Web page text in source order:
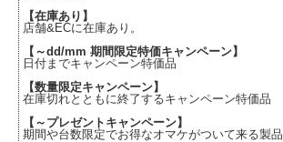
【在庫あり】
店舗&ECに在庫あり。
【～dd/mm 期間限定特価キャンペーン】
日付までキャンペーン特価品
【数量限定キャンペーン】
在庫切れとともに終了するキャンペーン特価品
【～プレゼントキャンペーン】
期間や台数限定でお得なオマケがついて来る製品